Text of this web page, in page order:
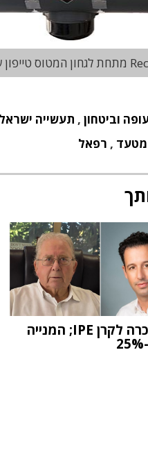
וביטחון , תעשייה
מטעד , רפאל
RSL נמכרה לקרן IPE; המנייה